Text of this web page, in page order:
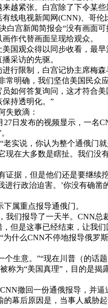
越紧张。白宫除了下令某些
线电视新闻网(CNN)、哥伦
白宫新闻简报会“没有画面可
作代替画面呈现给观众。
国观众得以同步收看，最早
采访的先驱。
行限制，白宫记协主席梅森
常明确，我们坚信美国民众
如何答复询问，这才符合
持透明化。”
失败滴：
27日发布的视频显示，一名
老实说，你认为整个通俄门
现在大多数是瞎扯。我们没
证据，但是他们还是要继续
进行政治迫害。’你没有确凿
属重点报导通俄门。
我们报导了一天半。CNN总
但是这事已经结束，让我
为什么CNN不停地报导俄罗
个生意。”“现在川普（的话
称为“美国真理”，目的是揭
撤回一份通俄报导，并
幕后原因是，当事人威胁